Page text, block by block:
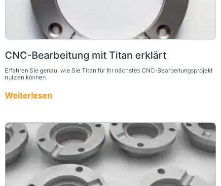
CNC-Bearbeitung mit Titan erklärt
Erfahren Sie genau, wie Sie Titan für Ihr nächstes CNC-Bearbeitungsprojekt
nutzen können.
Weiterlesen